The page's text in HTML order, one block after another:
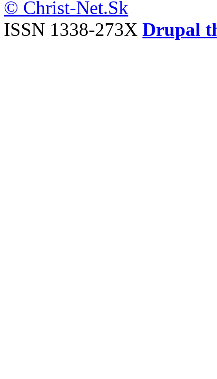
© Christ-Net.Sk
ISSN 1338-273X Drupal